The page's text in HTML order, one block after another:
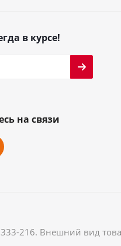
в курсе!
на связи
216. Внешний вид